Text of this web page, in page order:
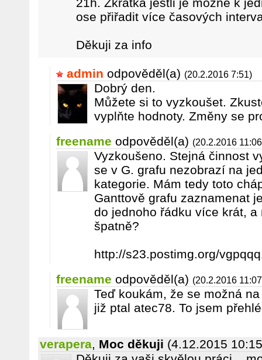
ose přiřadit více časových
Děkuji za info
admin odpověděl(a) (20.2.2016 7:51)
Dobrý den.
Můžete si to vyzkoušet.
vyplňte hodnoty. Změny se
freename odpověděl(a) (20.2.2016
Vyzkoušeno. Stejná činnost
se v G. grafu nezobrazí na
kategorie. Mám tedy toto
Ganttově grafu zaznamenat
do jednoho řádku více krát,
špatně?
http://s23.postimg.org/
freename odpověděl(a) (20.2.2016
Teď koukám, že se možná
již ptal atec78. To jsem
verapera, Moc děkuji (4.12.2015